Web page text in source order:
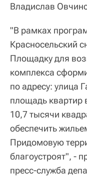
Владислав
"В рамках
Красносельский
Площадку для
комплекса
по адресу: улица
площадь квартир
10,7 тысячи
обеспечить
Придомовую
благоустроят", -
пресс-служба